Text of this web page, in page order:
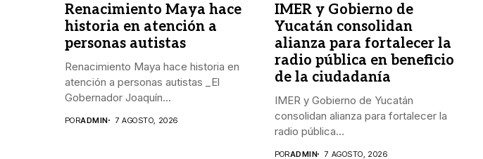
Renacimiento Maya hace
historia en atención a
personas autistas
Renacimiento Maya hace historia en
atención a personas autistas _El
Gobernador Joaquín...
PORADMIN 7 AGOSTO, 2026
IMER y Gobierno de
Yucatán consolidan
alianza para fortalecer la
radio pública en beneficio
de la ciudadanía
IMER y Gobierno de Yucatán
consolidan alianza para fortalecer la
radio pública...
PORADMIN 7 AGOSTO, 2026